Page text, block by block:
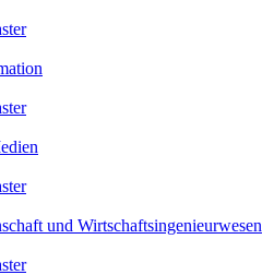
und Wirtschaftsingenieurwesen